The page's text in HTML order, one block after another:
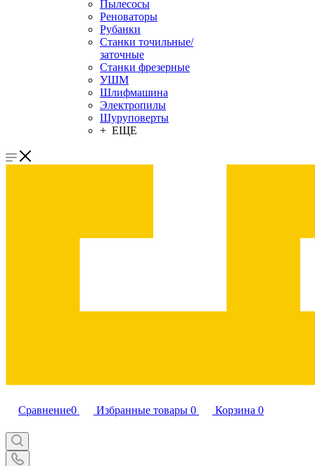
Пылесосы
Реноваторы
Рубанки
Станки точильные/
заточные
Станки фрезерные
УШМ
Шлифмашина
Электропилы
Шуруповерты
+ ЕЩЕ
Сравнение0 Избранные товары 0 Корзина 0